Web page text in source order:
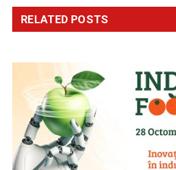
RELATED POSTS